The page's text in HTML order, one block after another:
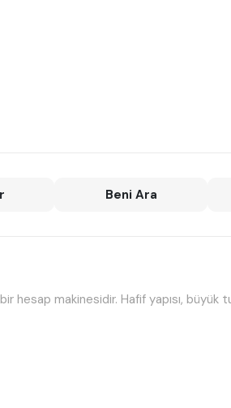
Beni Ara
hesap makinesidir. Hafif yapısı, büyük